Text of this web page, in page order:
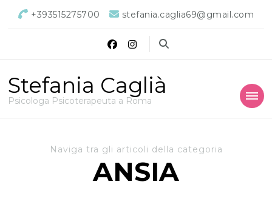
+393515275700 stefania.caglia69@gmail.com
Stefania Caglià
Psicologa Psicoterapeuta a Roma
Naviga tra gli articoli della categoria
ANSIA